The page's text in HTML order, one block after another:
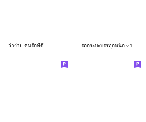
ว่าง่าย คนรักที่ดี รถกระบะบรรทุกหนัก v.1